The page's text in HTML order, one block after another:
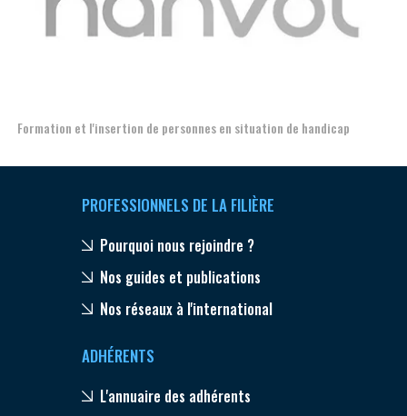
Formation et l'insertion de personnes en situation de handicap
PROFESSIONNELS DE LA FILIÈRE
Pourquoi nous rejoindre ?
Nos guides et publications
Nos réseaux à l'international
ADHÉRENTS
L'annuaire des adhérents